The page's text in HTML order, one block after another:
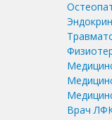
Врач